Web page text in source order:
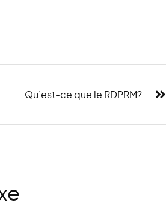
Qu’est-ce que le RDPRM?